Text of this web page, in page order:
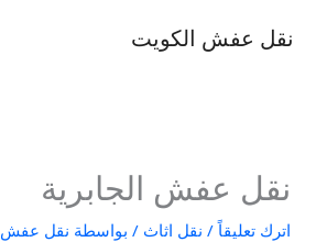
نقل عفش الكويت
نقل عفش الجابرية
اترك تعليقاً / نقل اثاث / بواسطة نقل عفش